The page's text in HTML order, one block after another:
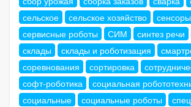
сельское
сельское хозяйство
сенсоры
сервисные роботы
СИМ синтез речи
склады
склады и роботизация
соревнования
сортировка
софт-роботика
социальная
социальные
социальные роботы